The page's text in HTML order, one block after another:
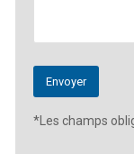
*Les champs